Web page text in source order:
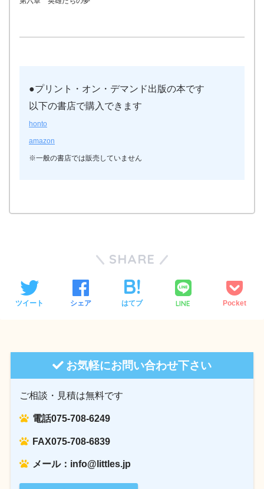
●プリント・オン・デマンド出版の本です
以下の書店で購入できます
honto
amazon
※一般の書店では販売していません
SHARE
ツイート シェア はてブ LINE Pocket
お気軽にお問い合わせ下さい
ご相談・見積は無料です
電話075-708-6249
FAX075-708-6839
メール：info@littles.jp